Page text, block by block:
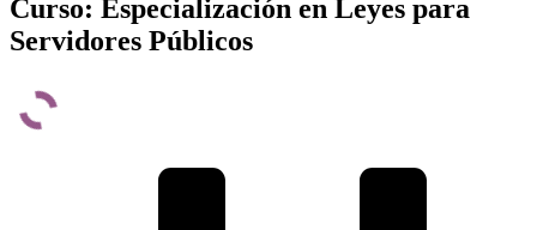
Curso: Especialización en Leyes para
Servidores Públicos